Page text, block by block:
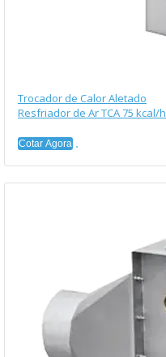
Trocador de Calor Aletado
Resfriador de Ar TCA 75 kcal/h
Cotar Agora